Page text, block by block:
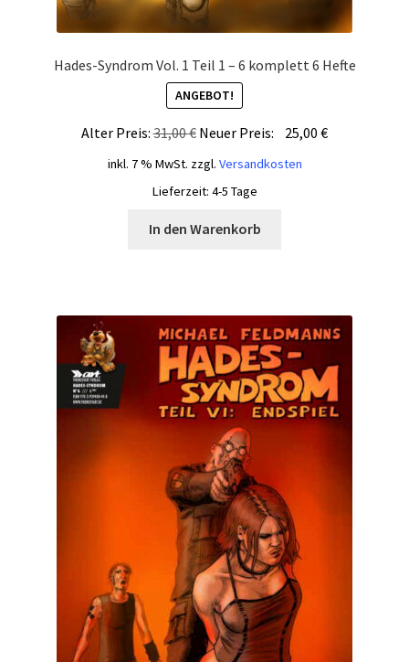
Hades-Syndrom Vol. 1 Teil 1 – 6 komplett 6 Hefte
ANGEBOT!
Alter Preis:31,00€ Ursprünglicher
Preis
31,00 €
Neuer Preis: 25,00€Aktueller
inkl. 7 % MwSt. zzgl. Versandkosten
Lieferzeit: 4-5 Tage
In den Warenkorb